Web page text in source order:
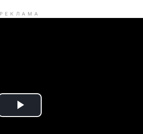
РЕКЛАМА
P